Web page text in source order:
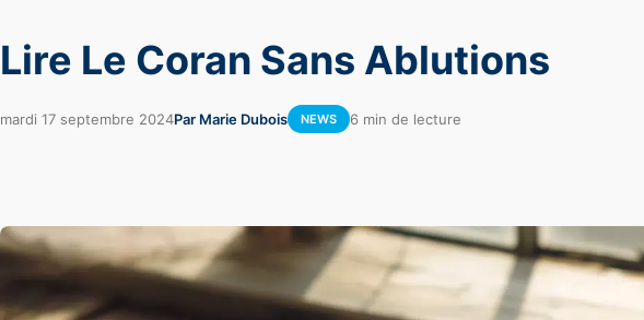
Lire Le Coran Sans Ablutions
mardi 17 septembre 2024Par Marie Dubois NEWS 6 min de lecture